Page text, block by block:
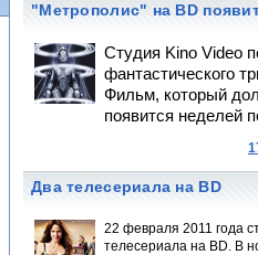
"Метрополис" на BD
Студия Kino Video
фантастического
Фильм, который
появится неделей
Два телесериала на BD
22 февраля 2011 года
телесериала на BD. В